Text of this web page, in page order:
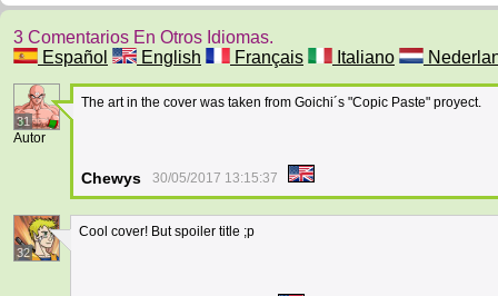
3 Comentarios En Otros Idiomas.
Español
English Français Italiano
31
Autor
The art in the cover was taken from Goichi´s "Copic Paste" proyect.
Chewys 30/05/2017 13:15:37
32
Cool cover! But spoiler title ;p